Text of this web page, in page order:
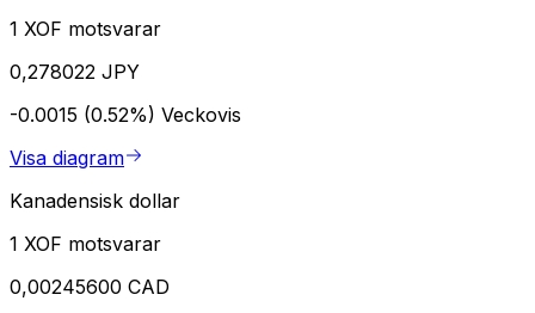
1 XOF motsvarar
0,278022 JPY
-0.0015 (0.52%) Veckovis
Visa diagram
Kanadensisk dollar
1 XOF motsvarar
0,00245600 CAD